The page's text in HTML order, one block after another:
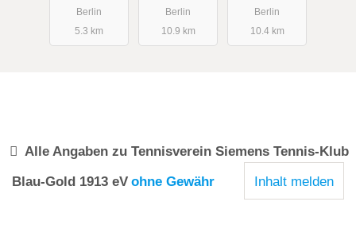
Berlin
5.3 km
Mitglieder.
Keine
Mietplätze!
Berlin
10.9 km
1931 eV
Berlin
10.4 km
Alle Angaben zuTennisverein Siemens Tennis-Klub
Blau-Gold 1913 eV ohne Gewähr Inhalt melden